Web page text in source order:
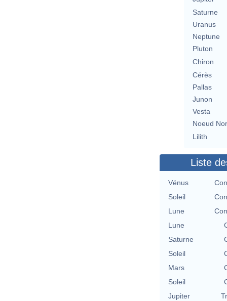
Saturne
Uranus
Neptune
Pluton
Chiron
Cérès
Pallas
Junon
Vesta
Noeud
Lilith
Liste
Vénus
Soleil
Lune
Lune
Saturne
Soleil
Mars
Soleil
Jupiter